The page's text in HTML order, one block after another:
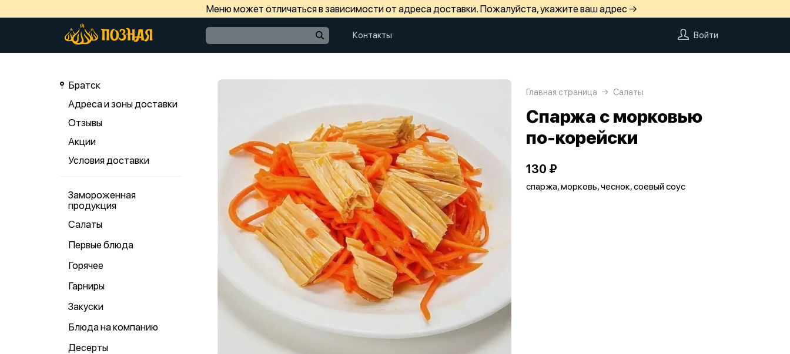
Меню может отличаться в зависимости от адреса доставки. Пожалуйста, укажите ваш адрес →
Контакты Войти
Братск
Адреса и зоны доставки
Отзывы
Акции
Условия доставки
Замороженная
продукция
Салаты
Первые блюда
Горячее
Гарниры
Закуски
Блюда на компанию
Десерты
Главная страница Салаты
Спаржа с морковью
по-корейски
130 ₽
спаржа, морковь, чеснок, соевый соус